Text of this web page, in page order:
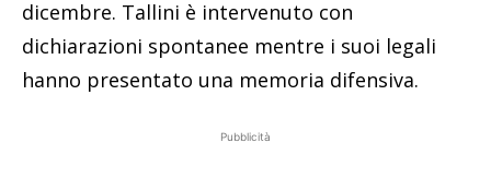
dicembre. Tallini è intervenuto con
dichiarazioni spontanee mentre i suoi legali
hanno presentato una memoria difensiva.
Pubblicità